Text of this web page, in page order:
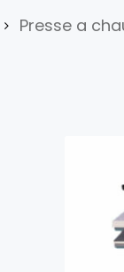
Presse a